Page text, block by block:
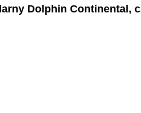
Dolphin Continental,